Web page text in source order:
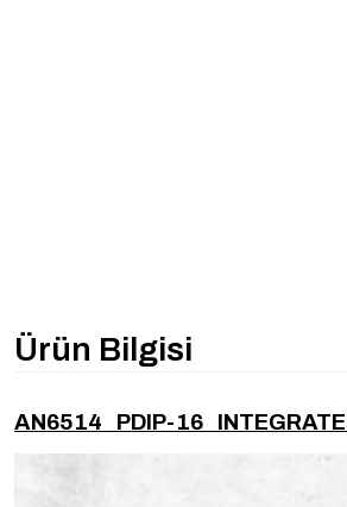
Ürün Bilgisi
AN6514 PDIP-16